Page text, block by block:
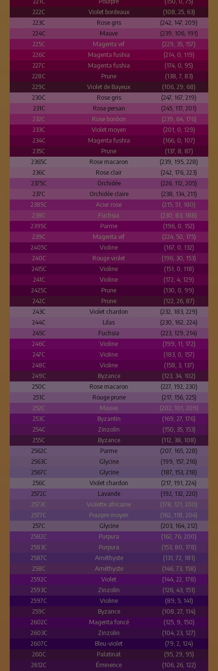
222C
Violet bordeaux
(108, 25, 63)
223C
Rose gris
(242, 147, 209)
224C
Mauve
(239, 106, 191)
225C
Magenta vif
(229, 35, 157)
226C
Magenta fushia
(214, 0, 119)
227C
Magenta fushia
(174, 0, 95)
228C
Prune
(138, 7, 83)
229C
Violet de Bayeux
(106, 29, 68)
230C
Rose gris
(247, 167, 219)
231C
Rose persan
(245, 117, 201)
232C
Rose bonbon
(239, 64, 176)
233C
Violet moyen
(201, 0, 129)
234C
Magenta fushia
(166, 0, 107)
235C
Prune
(137, 8, 87)
2365C
Rose macaron
(239, 195, 228)
236C
Rose clair
(242, 176, 223)
2375C
Orchidée
(226, 112, 205)
237C
Orchidée claire
(238, 134, 211)
2385C
Acier rose
(215, 51, 180)
238C
Fuchsia
(230, 83, 188)
2395C
Parme
(196, 0, 152)
239C
Magenta vif
(224, 50, 175)
2405C
Violine
(167, 0, 132)
240C
Rouge violet
(196, 30, 153)
2415C
Violine
(151, 0, 118)
241C
Violine
(172, 4, 129)
2425C
Prune
(130, 0, 99)
242C
Prune
(122, 26, 87)
243C
Violet chardon
(232, 183, 229)
244C
Lilas
(230, 162, 224)
245C
Fuchsia
(223, 129, 214)
246C
Violine
(199, 11, 172)
247C
Violine
(183, 0, 157)
248C
Violine
(158, 3, 137)
249C
Byzance
(123, 34, 102)
250C
Rose macaron
(227, 192, 230)
251C
Rouge prune
(217, 156, 225)
252C
Mauve
(202, 101, 209)
253C
Byzantin
(169, 27, 176)
254C
Zinzolin
(150, 35, 153)
255C
Byzance
(112, 38, 108)
2562C
Parme
(207, 165, 228)
2563C
Glycine
(199, 157, 216)
2567C
Glycine
(187, 153, 218)
256C
Violet chardon
(217, 191, 224)
2572C
Lavande
(192, 132, 220)
2573C
Violette africaine
(178, 121, 200)
2577C
Pourpre moyen
(162, 118, 204)
257C
Glycine
(203, 164, 212)
2582C
Purpura
(162, 76, 200)
2583C
Purpura
(153, 80, 178)
2587C
Améthyste
(131, 72, 181)
258C
Améthyste
(146, 73, 158)
2592C
Violet
(144, 22, 178)
2593C
Zinzolin
(126, 43, 151)
2597C
Violine
(89, 5, 141)
259C
Byzance
(108, 27, 114)
2602C
Magenta foncé
(125, 9, 150)
2603C
Zinzolin
(104, 23, 127)
2607C
Bleu-violet
(79, 2, 124)
260C
Palatinat
(95, 29, 95)
2612C
Éminence
(106, 26, 122)